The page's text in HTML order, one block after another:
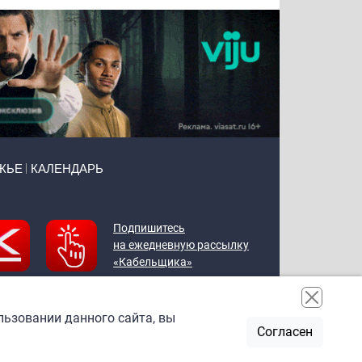
КАЛЕНДАРЬ
Подпишитесь
на ежедневную рассылку
«Кабельщика»
данного сайта, вы
Согласен